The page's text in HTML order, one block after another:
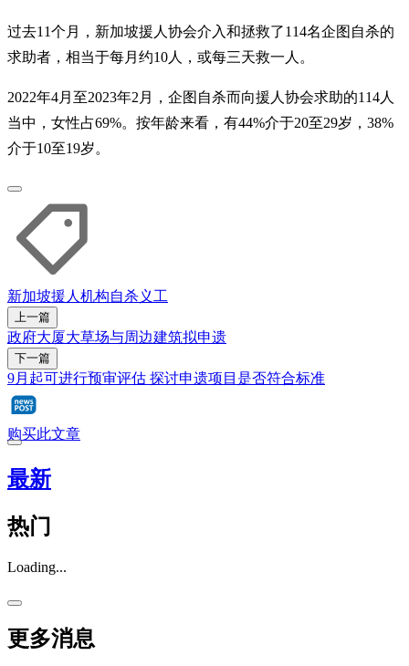
过去11个月，新加坡援人协会介入和拯救了114名企图自杀的
求助者，相当于每月约10人，或每三天救一人。
2022年4月至2023年2月，企图自杀而向援人协会求助的114人
当中，女性占69%。按年龄来看，有44%介于20至29岁，38%
介于10至19岁。
新加坡援人机构自杀义工
上一篇
政府大厦大草场与周边建筑拟申遗
下一篇
9月起可进行预审评估 探讨申遗项目是否符合标准
购买此文章
最新
热门
Loading...
更多消息